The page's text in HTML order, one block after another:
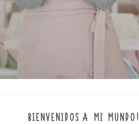
BIENVENIDOS A MI MUNDO!